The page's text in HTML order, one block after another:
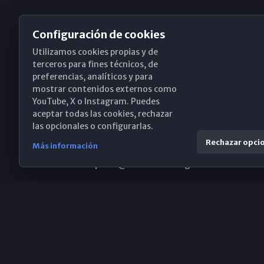
Obispado de Málaga
Santa María, 18-20. 29015 Málaga
(+34) 952 224 386
Configuración de cookies
Utilizamos cookies propias y de
terceros para fines técnicos, de
preferencias, analíticos y para
mostrar contenidos externos como
YouTube, X o Instagram. Puedes
aceptar todas las cookies, rechazar
las opcionales o configurarlas.
Más información Rechazar